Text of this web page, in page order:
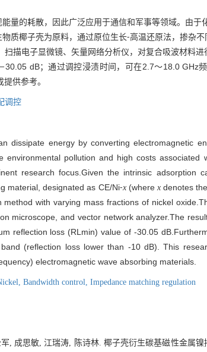
量的耗散，因此广泛应用于通信和军事等领域。由
质椰子壳为原料，通过原位生长⁃高温还原法，掺杂
扫描电子显微镜、矢量网络分析仪，对复合吸波材料
30.05 dB；通过调控浸渍时间，可在2.7～18.0 GHz
供参考。
调控
dissipate energy by converting electromagnetic
pollution and high costs associated
research focus.Given the intrinsic adsorption
material, designated as CE/Ni⁃x(where xdenotes
method with varying mass fractions of nickel
microscope, and vector network analyzer.The
reflection loss (RLmin) value of -30.05
(reflection loss lower than -10 dB). This
electromagnetic wave absorbing materials.
Bandwidth control, Impedance matching regulation
, 成思敏, 江瑞涛, 陈诗林. 椰子壳衍生碳基磁性金属